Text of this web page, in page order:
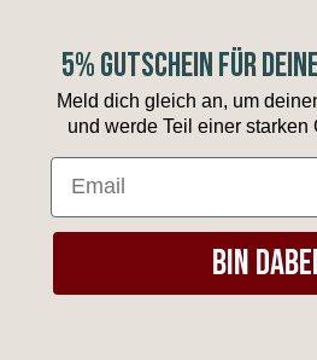
5% GUTSCHEIN FÜR
Meld dich gleich an, um
und werde Teil einer starken
Email
Bin